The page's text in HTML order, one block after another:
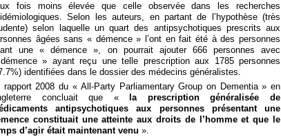
fois moins élevée que celle observée dans les recherches
Selon les auteurs, en partant de l’hypothèse (très
selon laquelle un quart des antipsychotiques prescrits aux
âgées sans « démence » l’ont en fait été à des personnes
une « démence », on pourrait ajouter 666 personnes avec
» ayant reçu une telle prescription aux 1785 personnes
identifiées dans le dossier des médecins généralistes.
rapport 2008 du « All-Party Parliamentary Group on Dementia » en
concluait que «
la prescription généralisée de
antipsychotiques aux personnes présentant une
constituait une atteinte aux droits de l’homme et que le
d’agir était maintenant venu ».